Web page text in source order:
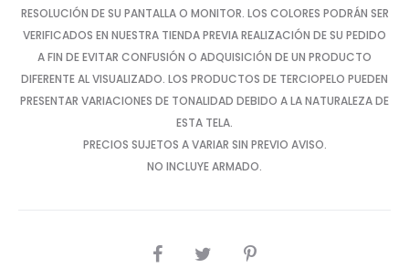
RESOLUCIÓN DE SU PANTALLA O MONITOR. LOS COLORES PODRÁN SER
VERIFICADOS EN NUESTRA TIENDA PREVIA REALIZACIÓN DE SU PEDIDO
A FIN DE EVITAR CONFUSIÓN O ADQUISICIÓN DE UN PRODUCTO
DIFERENTE AL VISUALIZADO. LOS PRODUCTOS DE TERCIOPELO PUEDEN
PRESENTAR VARIACIONES DE TONALIDAD DEBIDO A LA NATURALEZA DE
ESTA TELA.
PRECIOS SUJETOS A VARIAR SIN PREVIO AVISO.
NO INCLUYE ARMADO.
SHARE